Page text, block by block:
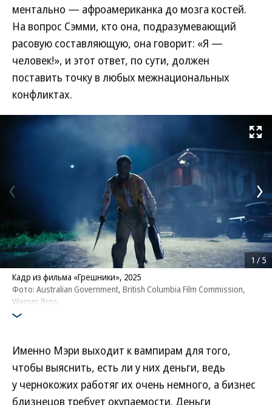
ментально — афроамериканка до мозга костей.
На вопрос Сэмми, кто она, подразумевающий
расовую составляющую, она говорит: «Я —
человек!», и этот ответ, по сути, должен
поставить точку в любых межнациональных
конфликтах.
Развернуть
Кадр из фильма «Грешники», 2025
Фото: Australian Government, British Columbia Film Commission,
Warner Bros.
1 / 5
Именно Мэри выходит к вампирам для того,
чтобы выяснить, есть ли у них деньги, ведь
у чернокожих работяг их очень немного, а бизнес
близнецов требует окупаемости. Деньги